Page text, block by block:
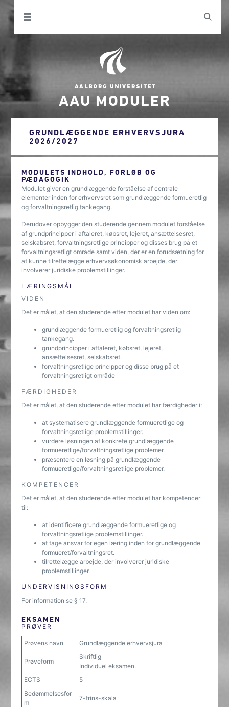
AAU MODULER
GRUNDLÆGGENDE ERHVERVSJURA
2026/2027
MODULETS INDHOLD, FORLØB OG
PÆDAGOGIK
Modulet giver en grundlæggende forståelse af centrale
elementer inden for erhvervsret som grundlæggende formueretlig
og forvaltningsretlig tankegang.
Derudover opbygger den studerende gennem modulet forståelse
af grundprincipper i aftaleret, købsret, lejeret, ansættelsesret,
selskabsret, forvaltningsretlige principper og disses brug på et
forvaltningsretligt område samt viden, der er en forudsætning for
at kunne tilrettelægge erhvervsøkonomisk arbejde, der
involverer juridiske problemstillinger.
LÆRINGSMÅL
VIDEN
Det er målet, at den studerende efter modulet har viden om:
grundlæggende formueretlig og forvaltningsretlig
tankegang.
grundprincipper i aftaleret, købsret, lejeret,
ansættelsesret, selskabsret.
forvaltningsretlige principper og disse brug på et
forvaltningsretligt område
FÆRDIGHEDER
Det er målet, at den studerende efter modulet har færdigheder i:
at systematisere grundlæggende formueretlige og
forvaltningsretlige problemstillinger.
vurdere løsningen af konkrete grundlæggende
formueretlige/forvaltningsretlige problemer.
præsentere en løsning på grundlæggende
formueretlige/forvaltningsretlige problemer.
KOMPETENCER
Det er målet, at den studerende efter modulet har kompetencer
til:
at identificere grundlæggende formueretlige og
forvaltningsretlige problemstillinger.
at tage ansvar for egen læring inden for grundlæggende
formueret/forvaltningsret.
tilrettelægge arbejde, der involverer juridiske
problemstillinger.
UNDERVISNINGSFORM
For information se § 17.
EKSAMEN
PRØVER
Prøvens navn Grundlæggende erhvervsjura
Prøveform
Skriftlig
Individuel eksamen.
ECTS
5
Bedømmelsesfor
m
7-trins-skala